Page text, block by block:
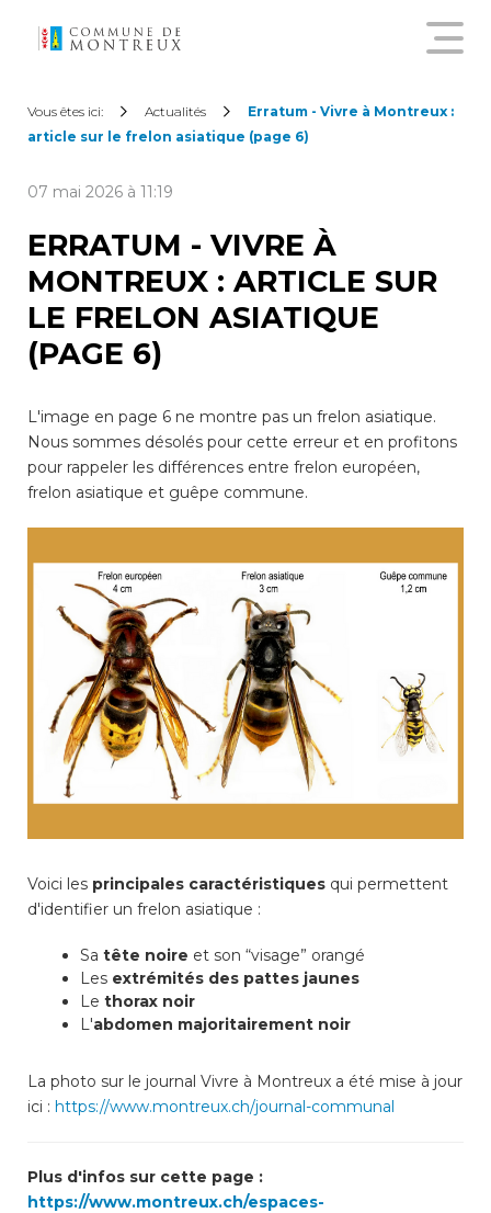
virtuel
Créer un compte citoyen
Se connecter à son compte
citoyen
Pour commander une
un déménagement,
demander une subvention
sur les abonnements annuels
de transports publics ou
consulter les disponibilités
des cartes CFF, créez ou
compte citoyen en cliquant
sur l’une des catégories ci-
dessus. Pour effectuer
d’autres démarches
administratives en ligne,
cliquez sur l’une des
catégories ci-dessous.
Achats
Annonces et demandes
Construction et travaux
Locations
Vous êtes ici: Actualités
Erratum - Vivre à Montreux :
article sur le frelon asiatique (page 6)
07 mai 2026 à 11:19
ERRATUM - VIVRE À
MONTREUX : ARTICLE SUR
LE FRELON ASIATIQUE
(PAGE 6)
L'image en page 6 ne montre pas un frelon asiatique.
Nous sommes désolés pour cette erreur et en profitons
pour rappeler les différences entre frelon européen,
frelon asiatique et guêpe commune.
Voici les principales caractéristiques qui permettent
d'identifier un frelon asiatique :
Sa tête noire et son “visage” orangé
Les extrémités des pattes jaunes
Le thorax noir
L'abdomen majoritairement noir
La photo sur le journal Vivre à Montreux a été mise à jour
ici : https://www.montreux.ch/journal-communal
Plus d'infos sur cette page :
https://www.montreux.ch/espaces-